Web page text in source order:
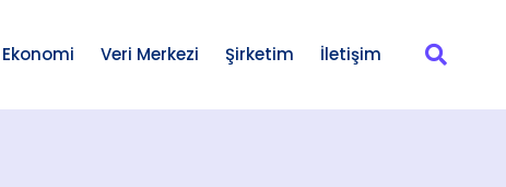
Ekonomi Veri Merkezi Şirketim İletişim